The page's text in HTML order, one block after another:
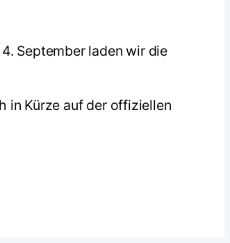
September laden wir die
in Kürze auf der offiziellen